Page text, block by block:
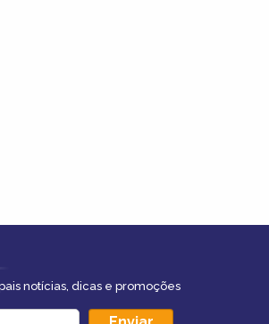
notícias, dicas e promoções